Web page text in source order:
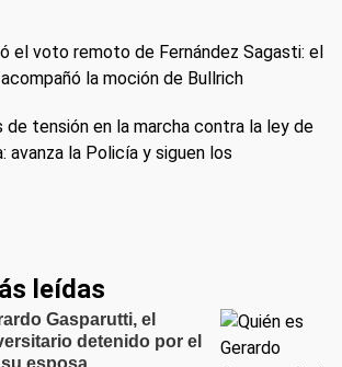
el voto remoto de Fernández Sagasti: el
la moción de Bullrich
de tensión en la marcha contra la ley de
avanza la Policía y siguen los
leídas
Gasparutti, el
detenido por el
esposa